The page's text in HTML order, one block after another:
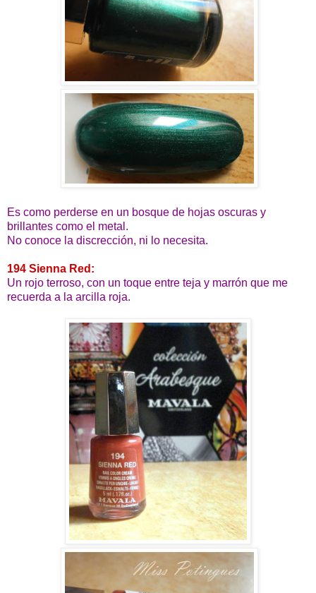
Es como perderse en un bosque de hojas oscuras y
brillantes como el metal.
No conoce la discrección, ni lo necesita.
194 Sienna Red:
Un rojo terroso, con un toque entre teja y marrón que me
recuerda a la arcilla roja.